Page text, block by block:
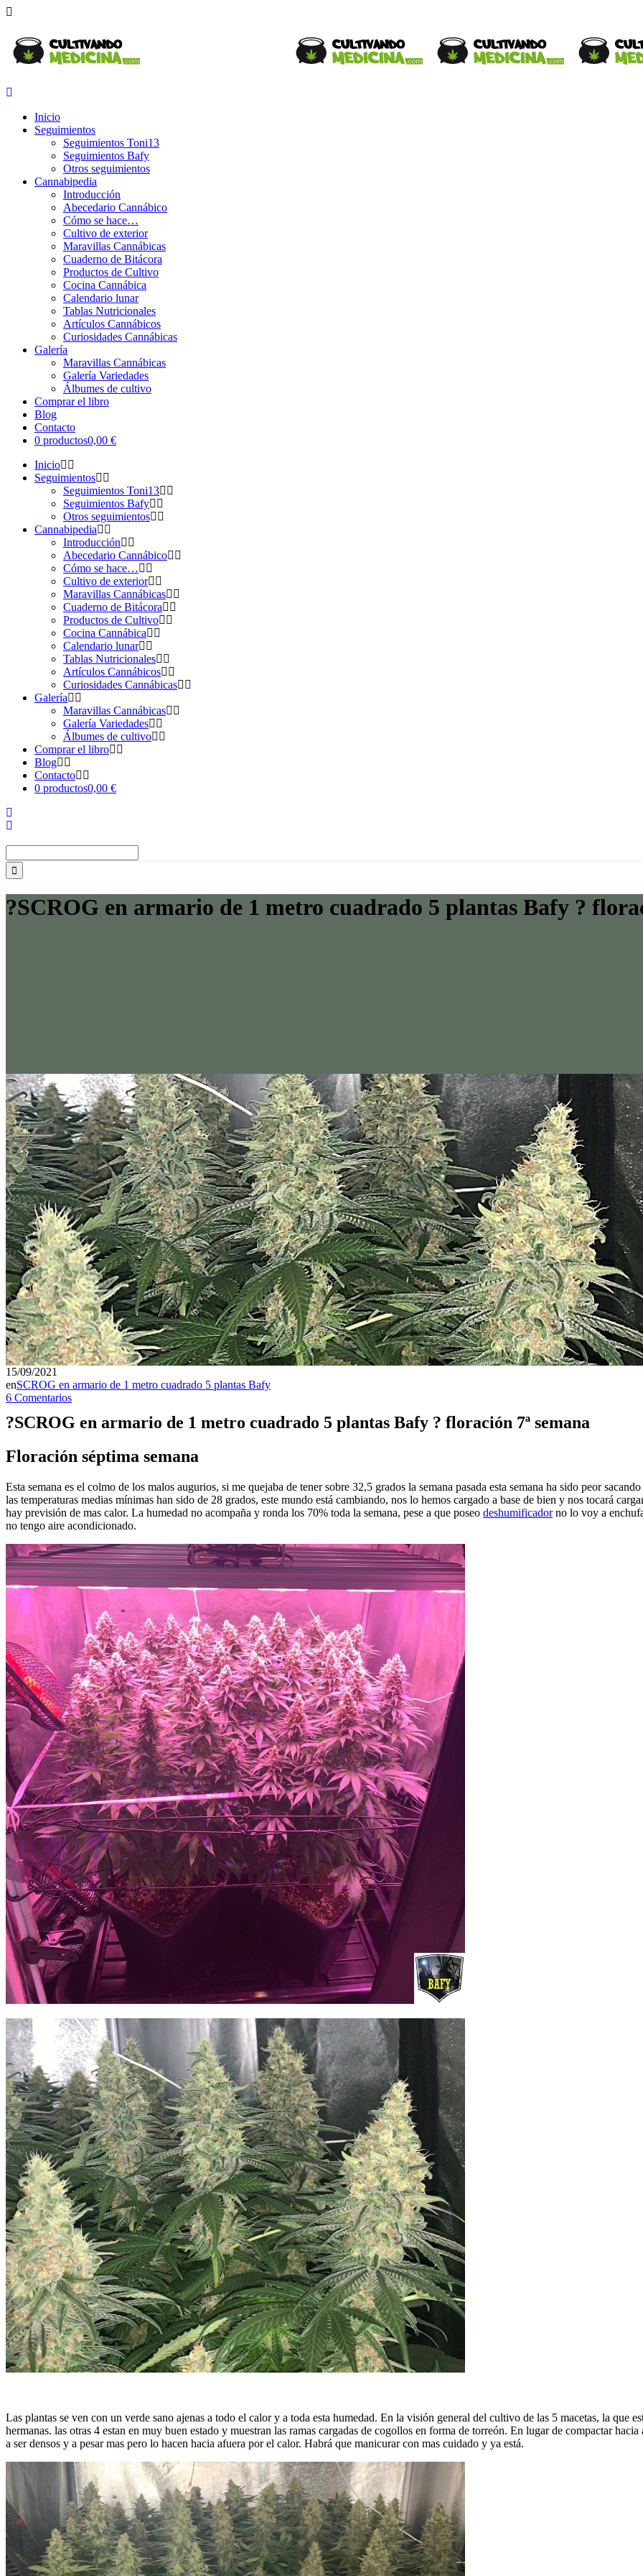
Inicio
Seguimientos
Seguimientos Toni13
Seguimientos Bafy
Otros seguimientos
Cannabipedia
Introducción
Abecedario Cannábico
Cómo se hace…
Cultivo de exterior
Maravillas Cannábicas
Cuaderno de Bitácora
Productos de Cultivo
Cocina Cannábica
Calendario lunar
Tablas Nutricionales
Artículos Cannábicos
Curiosidades Cannábicas
Galería
Maravillas Cannábicas
Galería Variedades
Álbumes de cultivo
Comprar el libro
Blog
Contacto
0 productos0,00 €
Inicio
Seguimientos
Seguimientos Toni13
Seguimientos Bafy
Otros seguimientos
Cannabipedia
Introducción
Abecedario Cannábico
Cómo se hace…
Cultivo de exterior
Maravillas Cannábicas
Cuaderno de Bitácora
Productos de Cultivo
Cocina Cannábica
Calendario lunar
Tablas Nutricionales
Artículos Cannábicos
Curiosidades Cannábicas
Galería
Maravillas Cannábicas
Galería Variedades
Álbumes de cultivo
Comprar el libro
Blog
Contacto
0 productos0,00 €
?SCROG en armario de 1 metro cuadrado 5 plantas Bafy ?
15/09/2021
enSCROG en armario de 1 metro cuadrado 5 plantas Bafy
6 Comentarios
?SCROG en armario de 1 metro cuadrado 5 plantas Bafy ? floración 7ª semana
Floración séptima semana
Esta semana es el colmo de los malos augurios, si me quejaba de tener sobre 32,5 grados la semana pasada esta semana ha sido peor
las temperaturas medias mínimas han sido de 28 grados, este mundo está cambiando, nos lo hemos cargado a base de bien y nos tocará
hay previsión de mas calor. La humedad no acompaña y ronda los 70% toda la semana, pese a que poseo deshumificadorno lo voy a
no tengo aire acondicionado.
Las plantas se ven con un verde sano ajenas a todo el calor y a toda esta humedad. En la visión general del cultivo de las 5 macetas, la que
hermanas. las otras 4 estan en muy buen estado y muestran las ramas cargadas de cogollos en forma de torreón. En lugar de compactar
a ser densos y a pesar mas pero lo hacen hacia afuera por el calor. Habrá que manicurar con mas cuidado y ya está.